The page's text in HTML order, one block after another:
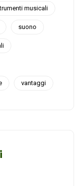
musicali
suono
vantaggi